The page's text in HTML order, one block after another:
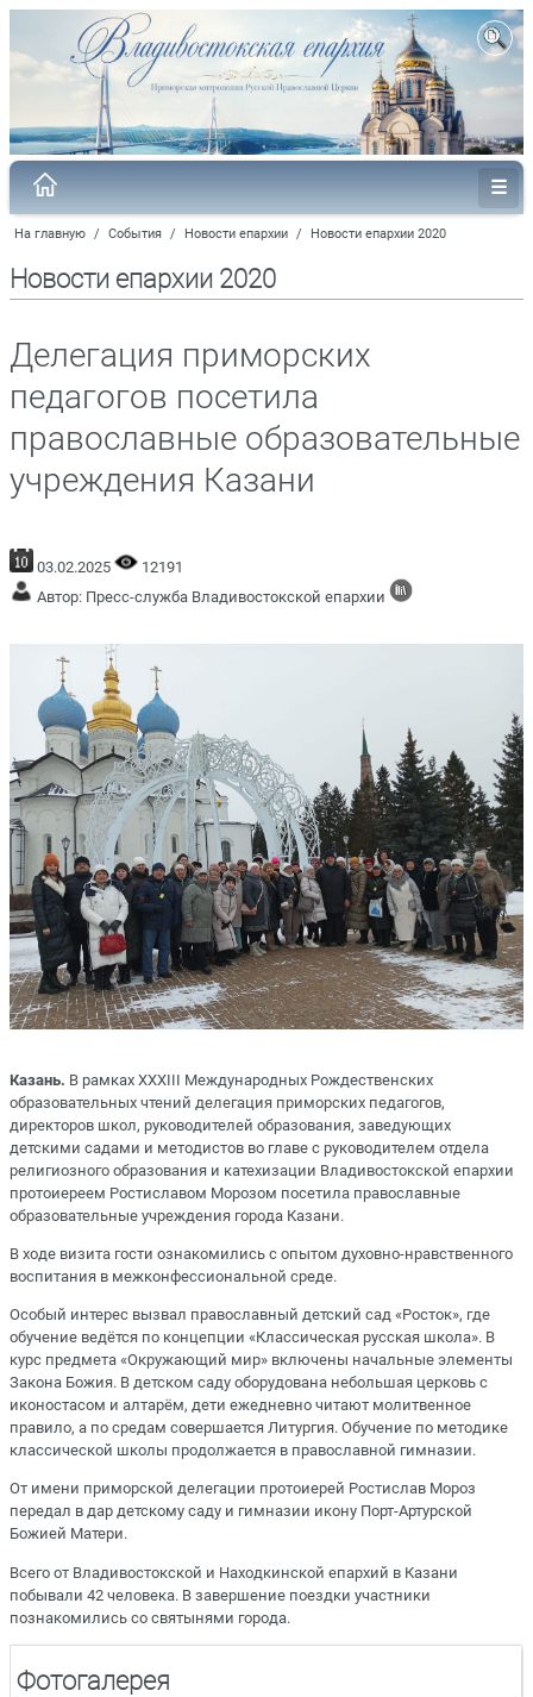
На главную / События / Новости епархии / Новости епархии 2020
Новости епархии 2020
Делегация приморских
педагогов посетила
православные образовательные
учреждения Казани
03.02.2025
12191
Автор: Пресс-служба Владивостокской епархии
Казань. В рамках XXXIII Международных Рождественских
образовательных чтений делегация приморских педагогов,
директоров школ, руководителей образования, заведующих
детскими садами и методистов во главе с руководителем отдела
религиозного образования и катехизации Владивостокской епархии
протоиереем Ростиславом Морозом посетила православные
образовательные учреждения города Казани.
В ходе визита гости ознакомились с опытом духовно-нравственного
воспитания в межконфессиональной среде.
Особый интерес вызвал православный детский сад «Росток», где
обучение ведётся по концепции «Классическая русская школа». В
курс предмета «Окружающий мир» включены начальные элементы
Закона Божия. В детском саду оборудована небольшая церковь с
иконостасом и алтарём, дети ежедневно читают молитвенное
правило, а по средам совершается Литургия. Обучение по методике
классической школы продолжается в православной гимназии.
От имени приморской делегации протоиерей Ростислав Мороз
передал в дар детскому саду и гимназии икону Порт-Артурской
Божией Матери.
Всего от Владивостокской и Находкинской епархий в Казани
побывали 42 человека. В завершение поездки участники
познакомились со святынями города.
Фотогалерея